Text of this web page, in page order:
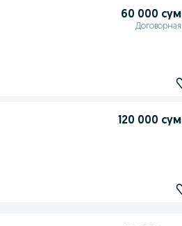
60 000 сум
Договорная
120 000 сум